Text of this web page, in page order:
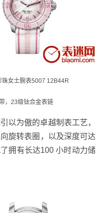
女士腕表5007 12B44R
，23级钛合金表链
以为傲的卓越制表工艺，
旋转表圈，以及深度可达
拥有长达100 小时动力储